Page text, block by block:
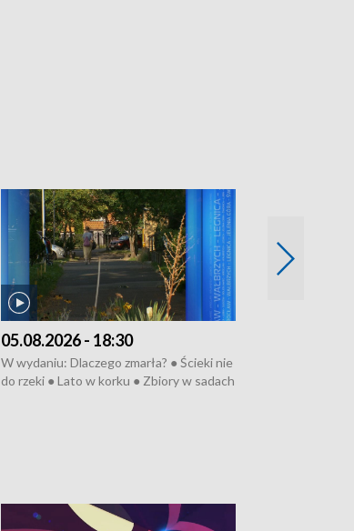
05.08.2026 - 18:30
W wydaniu: Dlaczego zmarła? ● Ścieki nie
do rzeki ● Lato w korku ● Zbiory w sadach